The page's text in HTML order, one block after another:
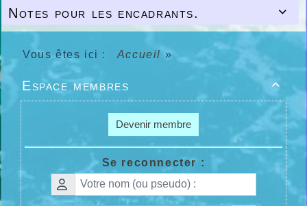

Notes pour les encadrants.
Vous êtes ici : Accueil »

Espace membres
Devenir membre
Se reconnecter :